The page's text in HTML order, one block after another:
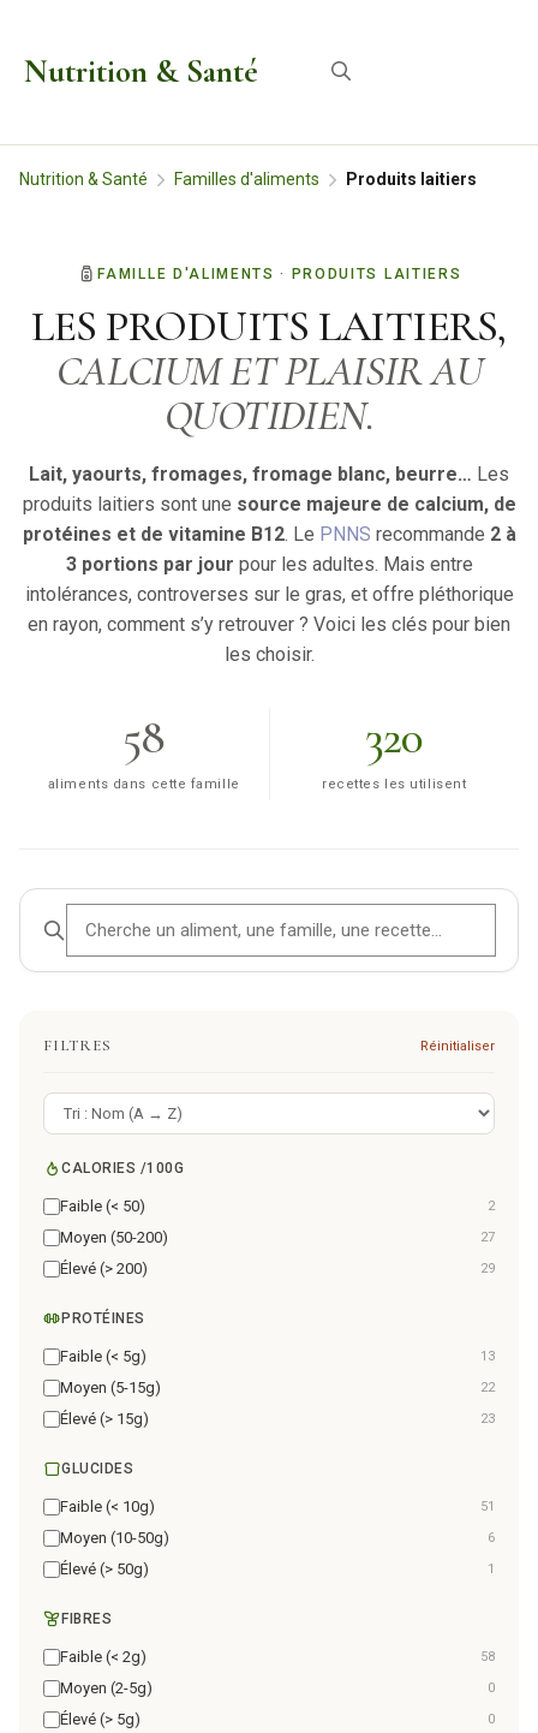
Nutrition & Santé
Nutrition & Santé Familles d'aliments Produits laitiers
FAMILLE D'ALIMENTS · PRODUITS LAITIERS
LES PRODUITS LAITIERS,
CALCIUM ET PLAISIR AU
QUOTIDIEN.
Lait, yaourts, fromages, fromage blanc, beurre… Les
produits laitiers sont une source majeure de calcium, de
protéines et de vitamine B12. Le PNNS recommande 2 à
3 portions par jour pour les adultes. Mais entre
intolérances, controverses sur le gras, et offre pléthorique
en rayon, comment s’y retrouver ? Voici les clés pour bien
les choisir.
58
aliments dans cette famille
320
recettes les utilisent
FILTRES Réinitialiser
CALORIES /100G
Faible (< 50) 2
Moyen (50-200) 27
Élevé (> 200) 29
PROTÉINES
Faible (< 5g) 13
Moyen (5-15g) 22
Élevé (> 15g) 23
GLUCIDES
Faible (< 10g) 51
Moyen (10-50g) 6
Élevé (> 50g) 1
FIBRES
Faible (< 2g) 58
Moyen (2-5g) 0
Élevé (> 5g) 0